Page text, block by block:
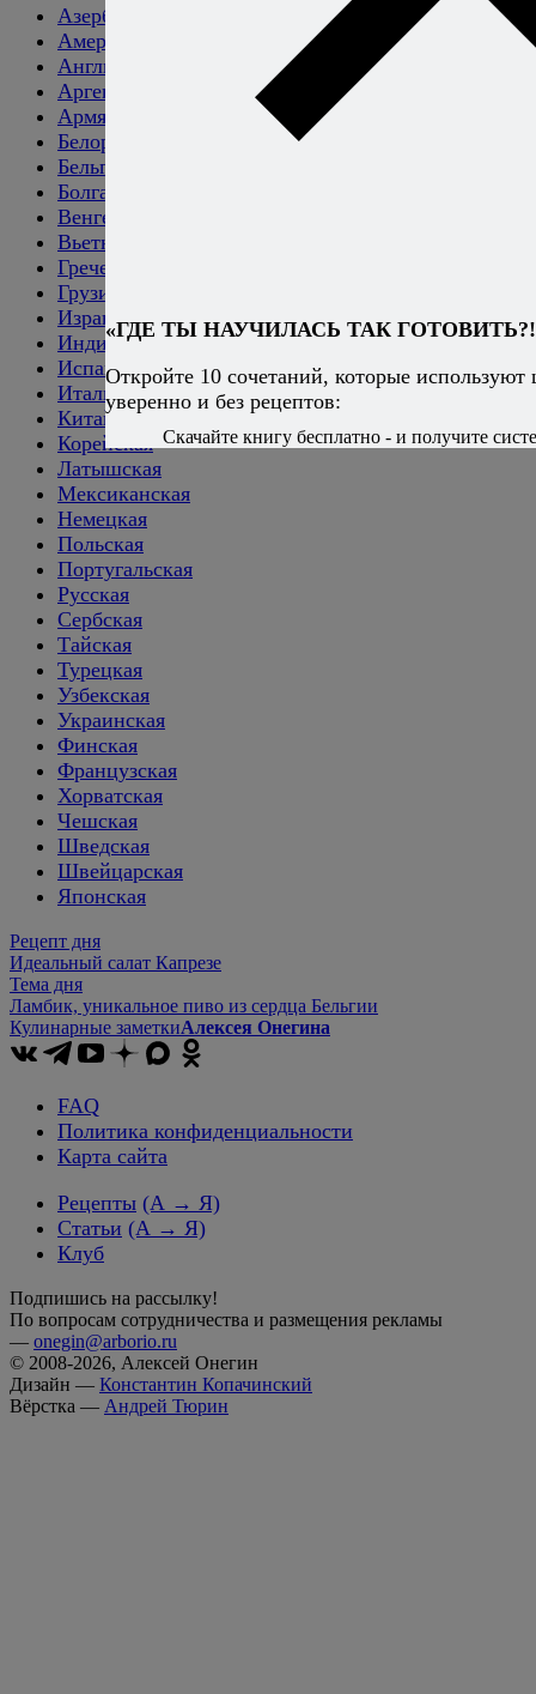
Азербайджанская
Американская
Английская
Аргентинская
Армянская
Белорусская
Бельгийская
Болгарская
Венгерская
Вьетнамская
Греческая
Грузинская
Израильская
Индийская
Испанская
Итальянская
Китайская
Корейская
Латышская
Мексиканская
Немецкая
Польская
Португальская
Русская
Сербская
Тайская
Турецкая
Узбекская
Украинская
Финская
Французская
Хорватская
Чешская
Шведская
Швейцарская
Японская
Рецепт дня
Идеальный салат Капрезе
Тема дня
Ламбик, уникальное пиво из сердца Бельгии
Кулинарные заметкиАлексея Онегина
FAQ
Политика конфиденциальности
Карта сайта
Рецепты (А → Я)
Статьи (А → Я)
Клуб
Подпишись на рассылку!
По вопросам сотрудничества и размещения рекламы
— onegin@arborio.ru
© 2008-2026, Алексей Онегин
Дизайн — Константин Копачинский
Вёрстка — Андрей Тюрин
«ГДЕ ТЫ НАУЧИЛАСЬ ТАК
Откройте 10 сочетаний, которые
уверенно и без рецептов:
Скачайте книгу бесплатно - и получите